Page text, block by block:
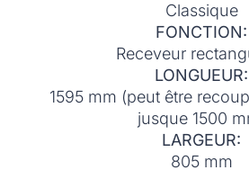
Classique
FONCTION:
Receveur
LONGUEUR:
1595 mm (peut être
jusque 1500
LARGEUR:
805 mm